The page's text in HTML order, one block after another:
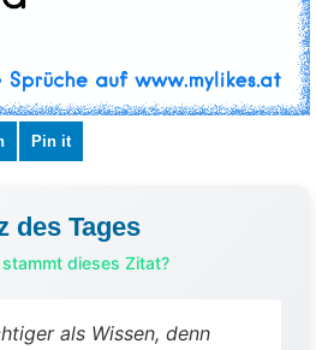
Pin it
des Tages
dieses Zitat?
als Wissen, denn